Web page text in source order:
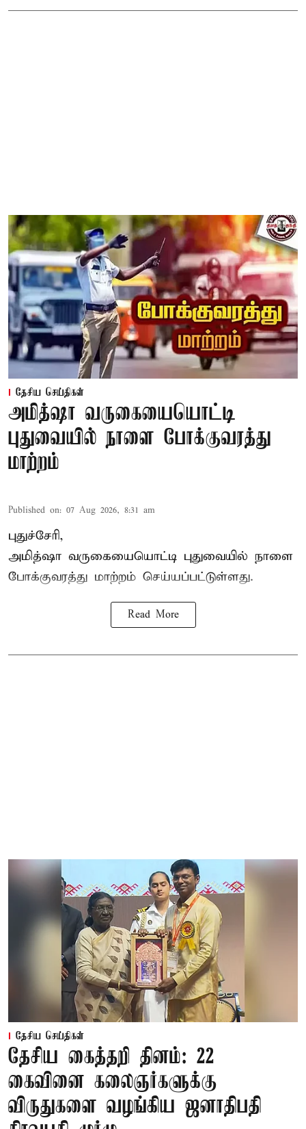
தேசிய செய்திகள்
அமித்ஷா வருகையையொட்டி
புதுவையில் நாளை போக்குவரத்து
மாற்றம்
Published on: 07 Aug 2026, 8:31 am
புதுச்சேரி,
அமித்ஷா வருகையையொட்டி புதுவையில் நாளை
போக்குவரத்து மாற்றம் செய்யப்பட்டுள்ளது.
Read More
தேசிய செய்திகள்
தேசிய கைத்தறி தினம்: 22
கைவினை கலைஞர்களுக்கு
விருதுகளை வழங்கிய ஜனாதிபதி